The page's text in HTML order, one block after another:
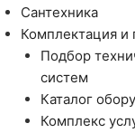
Сантехника
Комплектация и
Подбор
систем
Каталог
Комплекс